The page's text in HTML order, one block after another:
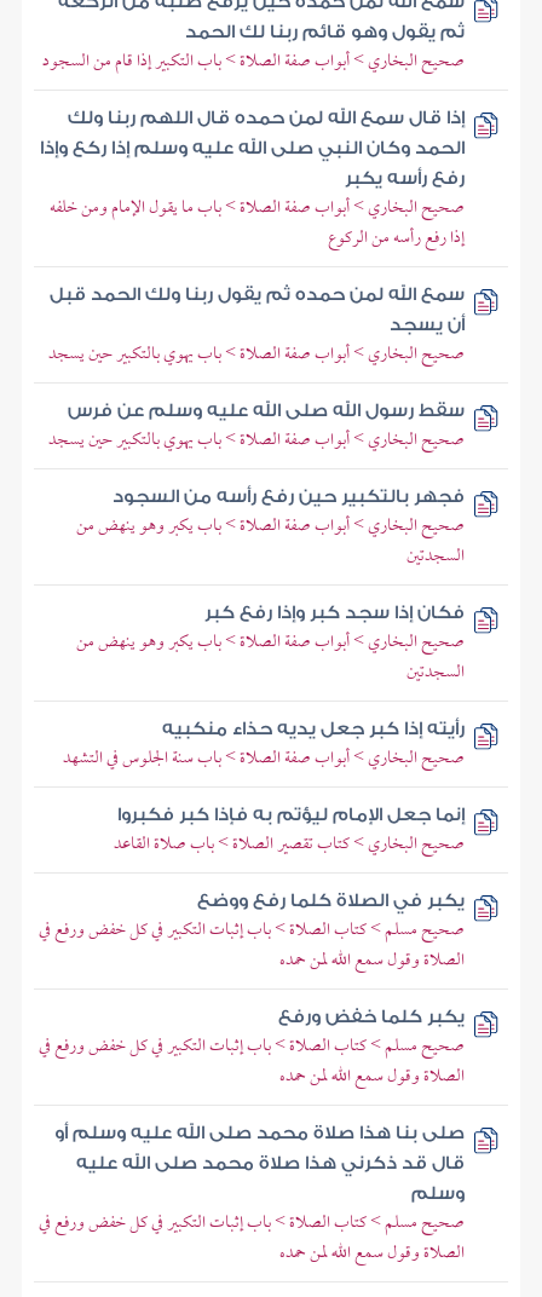
ثم يقول وهو قائم ربنا لك الحمد
صحيح البخاري > أبواب صفة الصلاة > باب التكبير إذا قام من السجود
إذا قال سمع الله لمن حمده قال اللهم ربنا ولك
الحمد وكان النبي صلى الله عليه وسلم إذا ركع وإذا
رفع رأسه يكبر
صحيح البخاري > أبواب صفة الصلاة > باب ما يقول الإمام ومن خلفه
إذا رفع رأسه من الركوع
سمع الله لمن حمده ثم يقول ربنا ولك الحمد قبل
أن يسجد
صحيح البخاري > أبواب صفة الصلاة > باب يهوي بالتكبير حين يسجد
سقط رسول الله صلى الله عليه وسلم عن فرس
صحيح البخاري > أبواب صفة الصلاة > باب يهوي بالتكبير حين يسجد
فجهر بالتكبير حين رفع رأسه من السجود
صحيح البخاري > أبواب صفة الصلاة > باب يكبر وهو ينهض من
السجدتين
فكان إذا سجد كبر وإذا رفع كبر
صحيح البخاري > أبواب صفة الصلاة > باب يكبر وهو ينهض من
السجدتين
رأيته إذا كبر جعل يديه حذاء منكبيه
صحيح البخاري > أبواب صفة الصلاة > باب سنة الجلوس في التشهد
إنما جعل الإمام ليؤتم به فإذا كبر فكبروا
صحيح البخاري > كتاب تقصير الصلاة > باب صلاة القاعد
يكبر في الصلاة كلما رفع ووضع
صحيح مسلم > كتاب الصلاة > باب إثبات التكبير في كل خفض ورفع في
الصلاة وقول سمع الله لمن حمده
يكبر كلما خفض ورفع
صحيح مسلم > كتاب الصلاة > باب إثبات التكبير في كل خفض ورفع في
الصلاة وقول سمع الله لمن حمده
صلى بنا هذا صلاة محمد صلى الله عليه وسلم أو
قال قد ذكرني هذا صلاة محمد صلى الله عليه
وسلم
صحيح مسلم > كتاب الصلاة > باب إثبات التكبير في كل خفض ورفع في
الصلاة وقول سمع الله لمن حمده